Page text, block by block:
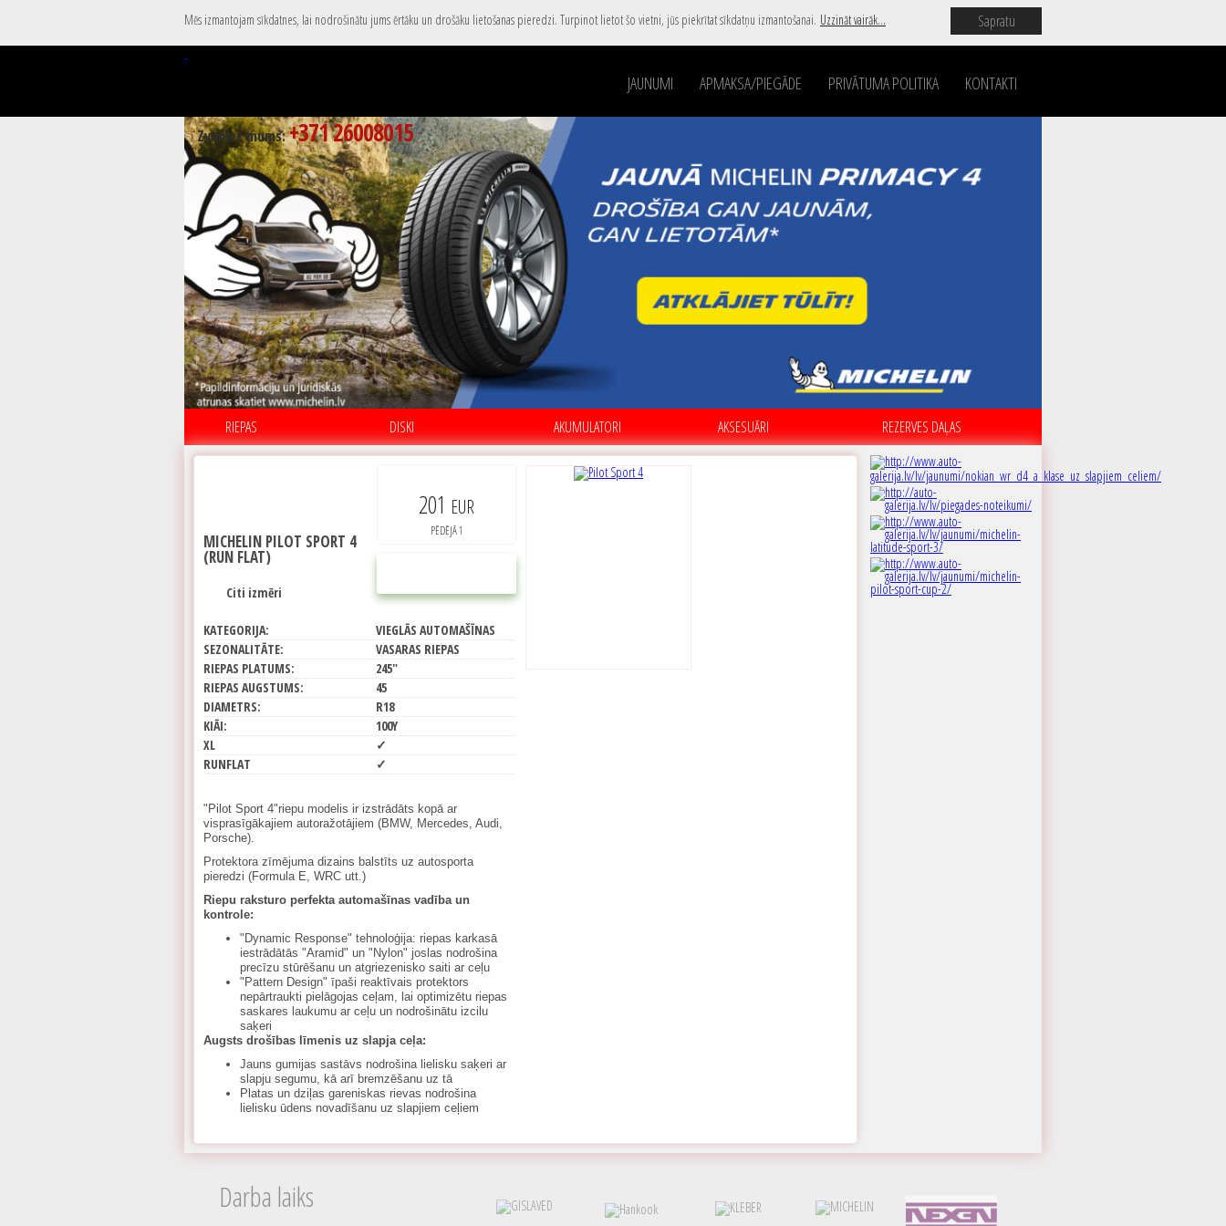
Mēs izmantojam sīkdatnes, lai nodrošinātu jums ērtāku un drošāku lietošanas pieredzi. Turpinot lietot šo vietni, jūs piekrītat sīkdatņu izmantošanai. Uzzināt vairāk... Sapratu
JAUNUMI APMAKSA/PIEGĀDE PRIVĀTUMA POLITIKA KONTAKTI
Zvaniet mums:+371 26008015
RIEPAS DISKI AKUMULATORI AKSESUĀRI REZERVES DAĻAS
201 EUR
PĒDĒJĀ 1
MICHELIN PILOT SPORT 4
(RUN FLAT)
Citi izmēri
KATEGORIJA:
VIEGLĀS AUTOMAŠĪNAS
SEZONALITĀTE:
VASARAS RIEPAS
RIEPAS PLATUMS:
245"
RIEPAS AUGSTUMS:
45
DIAMETRS:
R18
KIĀI:
100Y
XL
✓
RUNFLAT
✓
"Pilot Sport 4"riepu modelis ir izstrādāts kopā ar
visprasīgākajiem autoražotājiem (BMW, Mercedes, Audi,
Porsche).
Protektora zīmējuma dizains balstīts uz autosporta
pieredzi (Formula E, WRC utt.)
Riepu raksturo perfekta automašīnas vadība un
kontrole:
"Dynamic Response" tehnoloģija: riepas karkasā
iestrādātās "Aramid" un "Nylon" joslas nodrošina
precīzu stūrēšanu un atgriezenisko saiti ar ceļu
"Pattern Design" īpaši reaktīvais protektors
nepārtraukti pielāgojas ceļam, lai optimizētu riepas
saskares laukumu ar ceļu un nodrošinātu izcilu
saķeri
Augsts drošības līmenis uz slapja ceļa:
Jauns gumijas sastāvs nodrošina lielisku saķeri ar
slapju segumu, kā arī bremzēšanu uz tā
Platas un dziļas gareniskas rievas nodrošina
lielisku ūdens novadīšanu uz slapjiem ceļiem
Darba laiks